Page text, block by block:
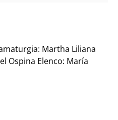
Martha Liliana
Ospina Elenco: María